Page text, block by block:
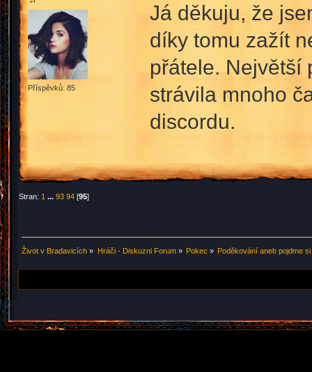
Příspěvků: 85
Já děkuju, že
díky tomu zažít
přátele. Největší
strávila mnoho
discordu.
Stran: 1 ...93 94 [95]
Život v Bradavicích » Hráči - Diskuzni Forum» Pokec » Poděkování aneb pojdme